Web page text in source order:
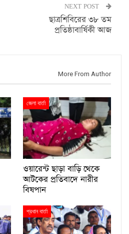
NEXT POST
ছাত্রশিবিরের ৩৮ তম
প্রতিষ্ঠাবার্ষিকী আজ
More From Author
জেলা বার্তা
ওয়ারেন্ট ছাড়া বাড়ি থেকে
আটকের প্রতিবাদে নারীর
বিষপান
প্রধান বার্তা